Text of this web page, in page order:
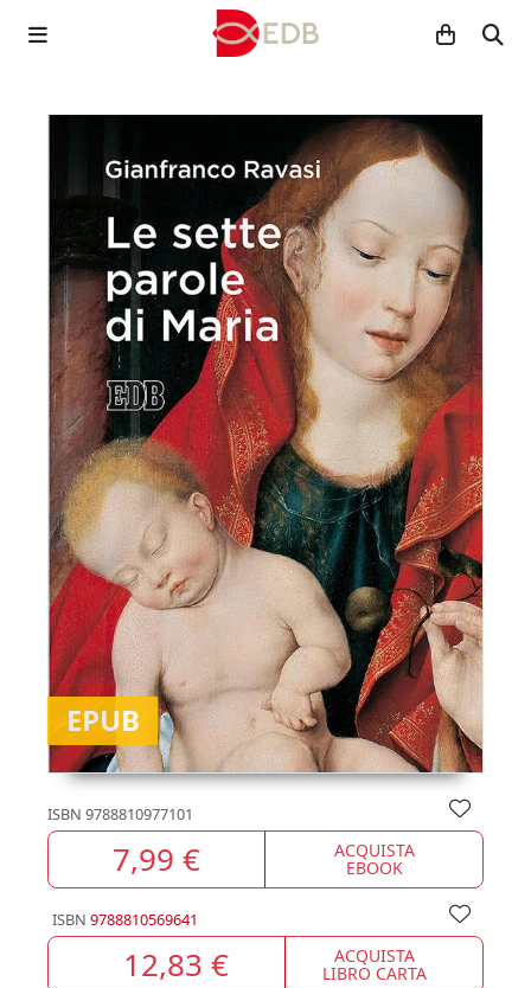
EPUB
ISBN 9788810977101
7,99 € ACQUISTA
EBOOK
ISBN 9788810569641
12,83 € ACQUISTA
LIBRO CARTA